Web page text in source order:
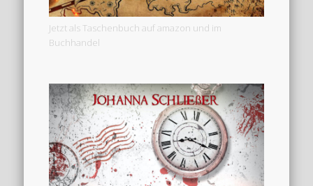
Jetzt als Taschenbuch auf amazon und im
Buchhandel